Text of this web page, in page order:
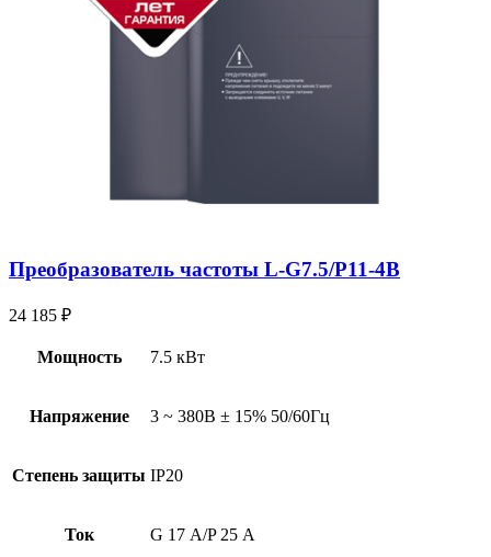
Преобразователь частоты L-G7.5/P11-4B
24 185 ₽
Мощность 7.5 кВт
Напряжение 3 ~ 380В ± 15% 50/60Гц
Степень защиты IP20
Ток G 17 А/P 25 А